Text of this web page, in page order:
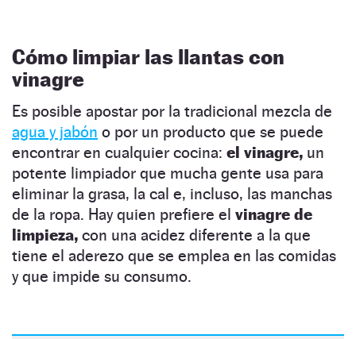
Cómo limpiar las llantas con
vinagre
Es posible apostar por la tradicional mezcla de
agua y jabón o por un producto que se puede
encontrar en cualquier cocina: el vinagre, un
potente limpiador que mucha gente usa para
eliminar la grasa, la cal e, incluso, las manchas
de la ropa. Hay quien prefiere el vinagre de
limpieza, con una acidez diferente a la que
tiene el aderezo que se emplea en las comidas
y que impide su consumo.